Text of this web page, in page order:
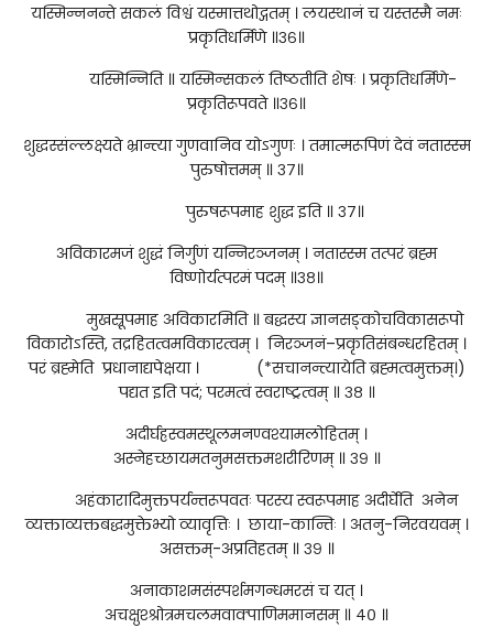
यस्मिन्ननन्ते सकलं विश्वं यस्मात्तथोद्गतम् । लयस्थानं च यस्तस्मै नमः
प्रकृतिधर्मिणे ॥३६॥
यस्मिन्निति ॥ यस्मिन्सकलं तिष्ठतीति शेषः । प्रकृतिधर्मिणे-
प्रकृतिरूपवते ॥३६॥
शुद्धस्संल्लक्ष्यते भ्रान्त्या गुणवानिव योऽगुणः । तमात्मरूपिणं देवं नतास्स्म
पुरुषोत्तमम् ॥ ३७॥
पुरुषरूपमाह शुद्ध इति ॥ ३७॥
अविकारमजं शुद्धं निर्गुणं यन्निरञ्जनम् । नतास्स्म तत्परं ब्रह्म
विष्णोर्यत्परमं पदम् ॥३८॥
मुखस्रूपमाह अविकारमिति ॥ बद्धस्य ज्ञानसङ्कोचविकासरूपो
विकारोऽस्ति, तद्रहितत्वमविकारत्वम् । निरञ्जनं–प्रकृतिसंबन्धरहितम् ।
परं ब्रह्मेति प्रधानाद्यपेक्षया । (*सचानन्त्यायेति ब्रह्मत्वमुक्तम्।)
पद्यत इति पदं; परमत्वं स्वराष्ट्रत्वम् ॥ ३८ ॥
अदीर्घह्रस्वमस्थूलमनण्वश्यामलोहितम् ।
अस्नेहच्छायमतनुमसक्तमशरीरिणम् ॥ ३९ ॥
अहंकारादिमुक्तपर्यन्तरूपवतः परस्य स्वरूपमाह अदीर्घेति अनेन
व्यक्ताव्यक्तबद्धमुक्तेभ्यो व्यावृत्तिः । छाया-कान्तिः । अतनु-निरवयवम् ।
असक्तम्-अप्रतिहतम् ॥ ३९ ॥
अनाकाशमसंस्पर्शमगन्धमरसं च यत् ।
अचक्षुश्श्रोत्रमचलमवाक्पाणिममानसम् ॥ ४० ॥